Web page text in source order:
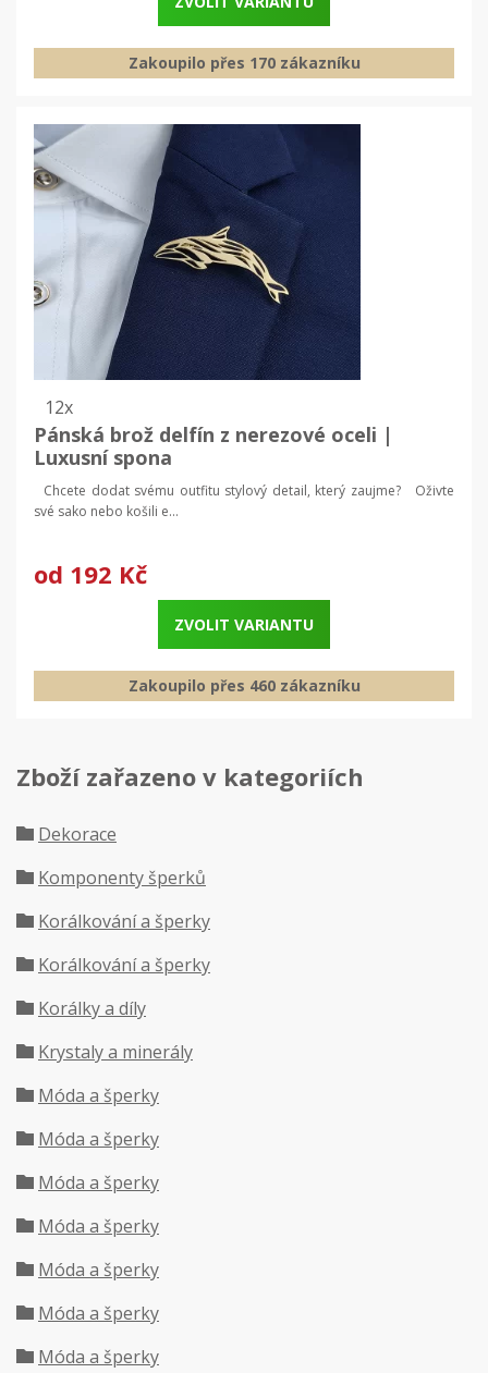
Zakoupilo přes 170 zákazníku
12x
Pánská brož delfín z nerezové oceli |
Luxusní spona
Chcete dodat svému outfitu stylový detail, který zaujme? Oživte
své sako nebo košili e...
od 192 Kč
ZVOLIT VARIANTU
Zakoupilo přes 460 zákazníku
Zboží zařazeno v kategoriích
Dekorace
Komponenty šperků
Korálkování a šperky
Korálkování a šperky
Korálky a díly
Krystaly a minerály
Móda a šperky
Móda a šperky
Móda a šperky
Móda a šperky
Móda a šperky
Móda a šperky
Móda a šperky